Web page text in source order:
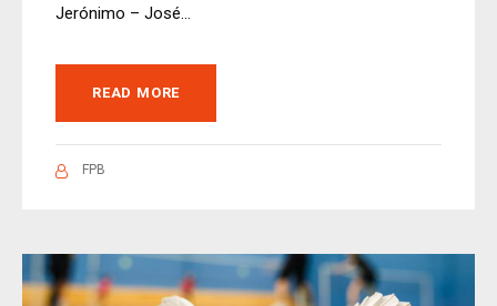
Jerónimo – José...
READ MORE
FPB